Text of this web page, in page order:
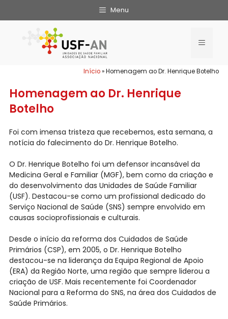
Menu
Início»Homenagem ao Dr. Henrique Botelho
Homenagem ao Dr. Henrique
Botelho
Foi com imensa tristeza que recebemos, esta semana, a
notícia do falecimento do Dr. Henrique Botelho.
O Dr. Henrique Botelho foi um defensor incansável da
Medicina Geral e Familiar (MGF), bem como da criação e
do desenvolvimento das Unidades de Saúde Familiar
(USF). Destacou-se como um profissional dedicado do
Serviço Nacional de Saúde (SNS) sempre envolvido em
causas socioprofissionais e culturais.
Desde o início da reforma dos Cuidados de Saúde
Primários (CSP), em 2005, o Dr. Henrique Botelho
destacou-se na liderança da Equipa Regional de Apoio
(ERA) da Região Norte, uma região que sempre liderou a
criação de USF. Mais recentemente foi Coordenador
Nacional para a Reforma do SNS, na área dos Cuidados de
Saúde Primários.